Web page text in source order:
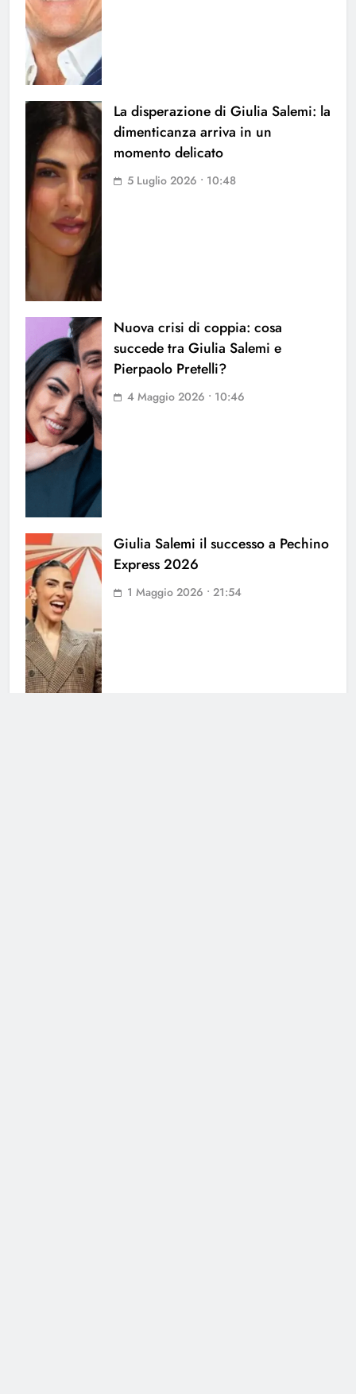
La disperazione di Giulia Salemi: la
dimenticanza arriva in un
momento delicato
5 Luglio 2026 • 10:48
Nuova crisi di coppia: cosa
succede tra Giulia Salemi e
Pierpaolo Pretelli?
4 Maggio 2026 • 10:46
Giulia Salemi il successo a Pechino
Express 2026
1 Maggio 2026 • 21:54